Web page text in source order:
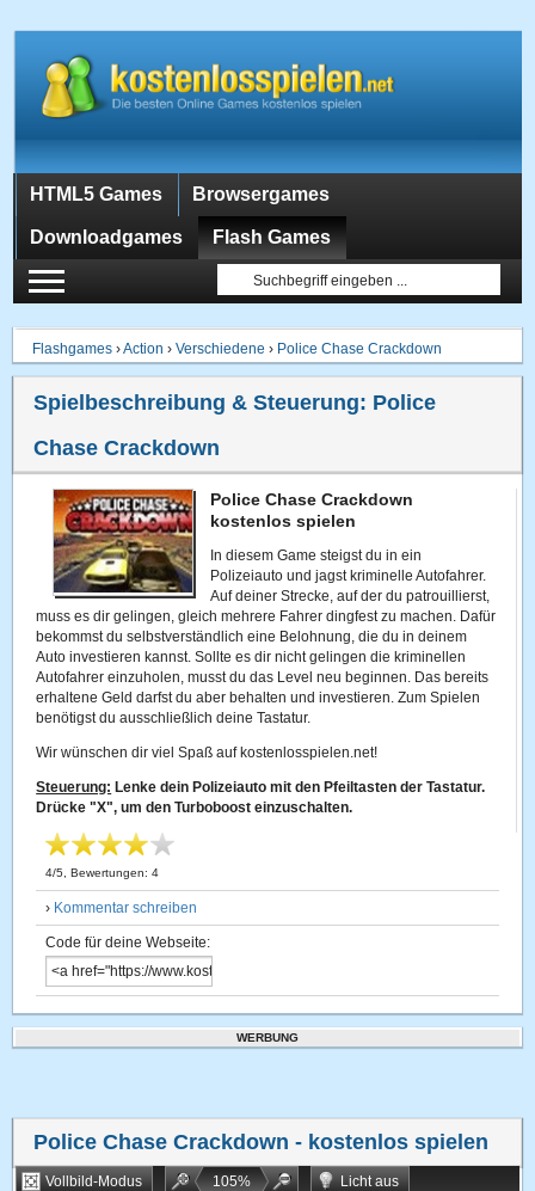
HTML5 Games Browsergames
Downloadgames Flash Games
Flashgames ›Action ›Verschiedene › Police Chase Crackdown
Spielbeschreibung & Steuerung: Police
Chase Crackdown
Police Chase Crackdown
kostenlos spielen
In diesem Game steigst du in ein
Polizeiauto und jagst kriminelle Autofahrer.
Auf deiner Strecke, auf der du patrouillierst,
muss es dir gelingen, gleich mehrere Fahrer dingfest zu machen. Dafür
bekommst du selbstverständlich eine Belohnung, die du in deinem
Auto investieren kannst. Sollte es dir nicht gelingen die kriminellen
Autofahrer einzuholen, musst du das Level neu beginnen. Das bereits
erhaltene Geld darfst du aber behalten und investieren. Zum Spielen
benötigst du ausschließlich deine Tastatur.
Wir wünschen dir viel Spaß auf kostenlosspielen.net!
Steuerung: Lenke dein Polizeiauto mit den Pfeiltasten der Tastatur.
Drücke "X", um den Turboboost einzuschalten.
4/5 , Bewertungen:4
› Kommentar schreiben
Code für deine Webseite:
WERBUNG
Police Chase Crackdown - kostenlos spielen
Vollbild-Modus 105%
Licht aus